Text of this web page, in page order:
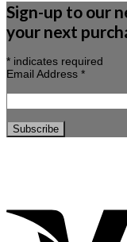
Sign-up to our
your next
* indicates required
Email Address *